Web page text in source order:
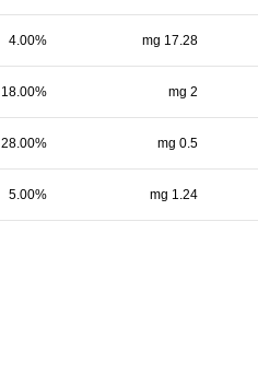
17.28 mg
4.00%
2 mg
18.00%
0.5 mg
28.00%
1.24 mg
5.00%